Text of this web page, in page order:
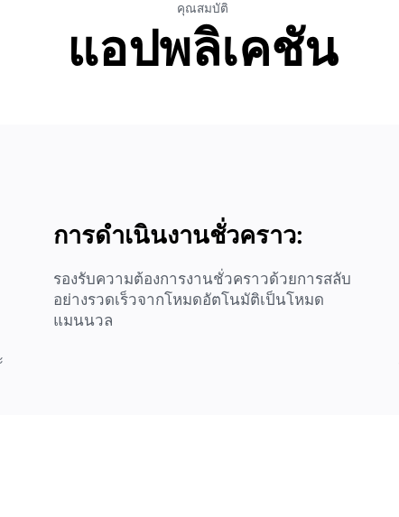
คุณสมบัติ
แอปพลิเคชัน
การดำเนินงานชั่วคราว:
รองรับความต้องการงานชั่วคราวด้วยการสลับ
อย่างรวดเร็วจากโหมดอัตโนมัติเป็นโหมด
แมนนวล